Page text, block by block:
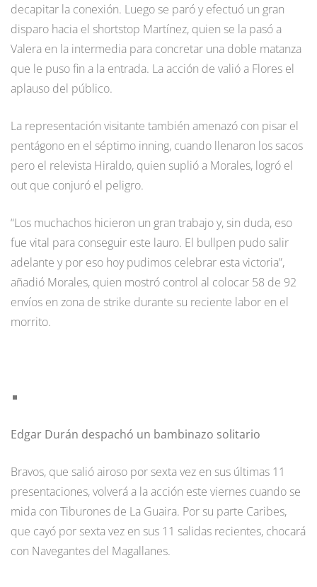
decapitar la conexión. Luego se paró y efectuó un gran
disparo hacia el shortstop Martínez, quien se la pasó a
Valera en la intermedia para concretar una doble matanza
que le puso fin a la entrada. La acción de valió a Flores el
aplauso del público.
La representación visitante también amenazó con pisar el
pentágono en el séptimo inning, cuando llenaron los sacos
pero el relevista Hiraldo, quien suplió a Morales, logró el
out que conjuró el peligro.
“Los muchachos hicieron un gran trabajo y, sin duda, eso
fue vital para conseguir este lauro. El bullpen pudo salir
adelante y por eso hoy pudimos celebrar esta victoria”,
añadió Morales, quien mostró control al colocar 58 de 92
envíos en zona de strike durante su reciente labor en el
morrito.
Edgar Durán despachó un bambinazo solitario
Bravos, que salió airoso por sexta vez en sus últimas 11
presentaciones, volverá a la acción este viernes cuando se
mida con Tiburones de La Guaira. Por su parte Caribes,
que cayó por sexta vez en sus 11 salidas recientes, chocará
con Navegantes del Magallanes.